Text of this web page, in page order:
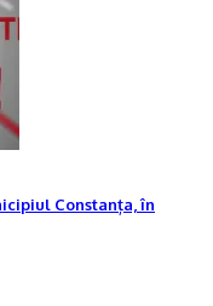
Constanța, în